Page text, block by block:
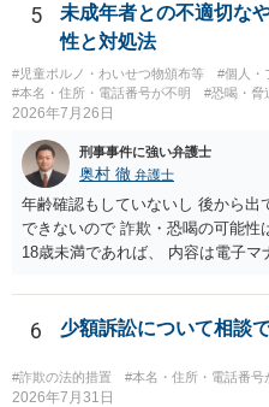
5
未成年者との不適切な
性と対処法
#児童ポルノ・わいせつ物頒布等 #個人・
#本名・住所・電話番号が不明
#恐喝・脅
2026年7月26日
刑事事件に強い弁護士
奥村 徹 弁護士
年齢確認もしていないし 後から出
できないので 詐欺・恐喝の可能性
18歳未満であれば、 内容は電子
画の尺は10分ほど、服を着たまま
して、要求された金額(1000円程
欲しい、住んでいる都道府県と区
言ったやり取りをしていました。
6 少額訴訟について相談
#詐欺の法的措置 #本名・住所・電話番号
2026年7月31日